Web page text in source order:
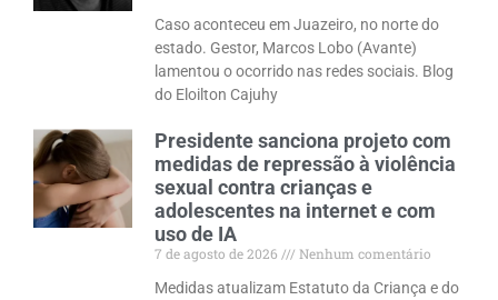
Caso aconteceu em Juazeiro, no norte do
estado. Gestor, Marcos Lobo (Avante)
lamentou o ocorrido nas redes sociais. Blog
do Eloilton Cajuhy
Presidente sanciona projeto com
medidas de repressão à violência
sexual contra crianças e
adolescentes na internet e com
uso de IA
7 de agosto de 2026
Nenhum comentário
Medidas atualizam Estatuto da Criança e do